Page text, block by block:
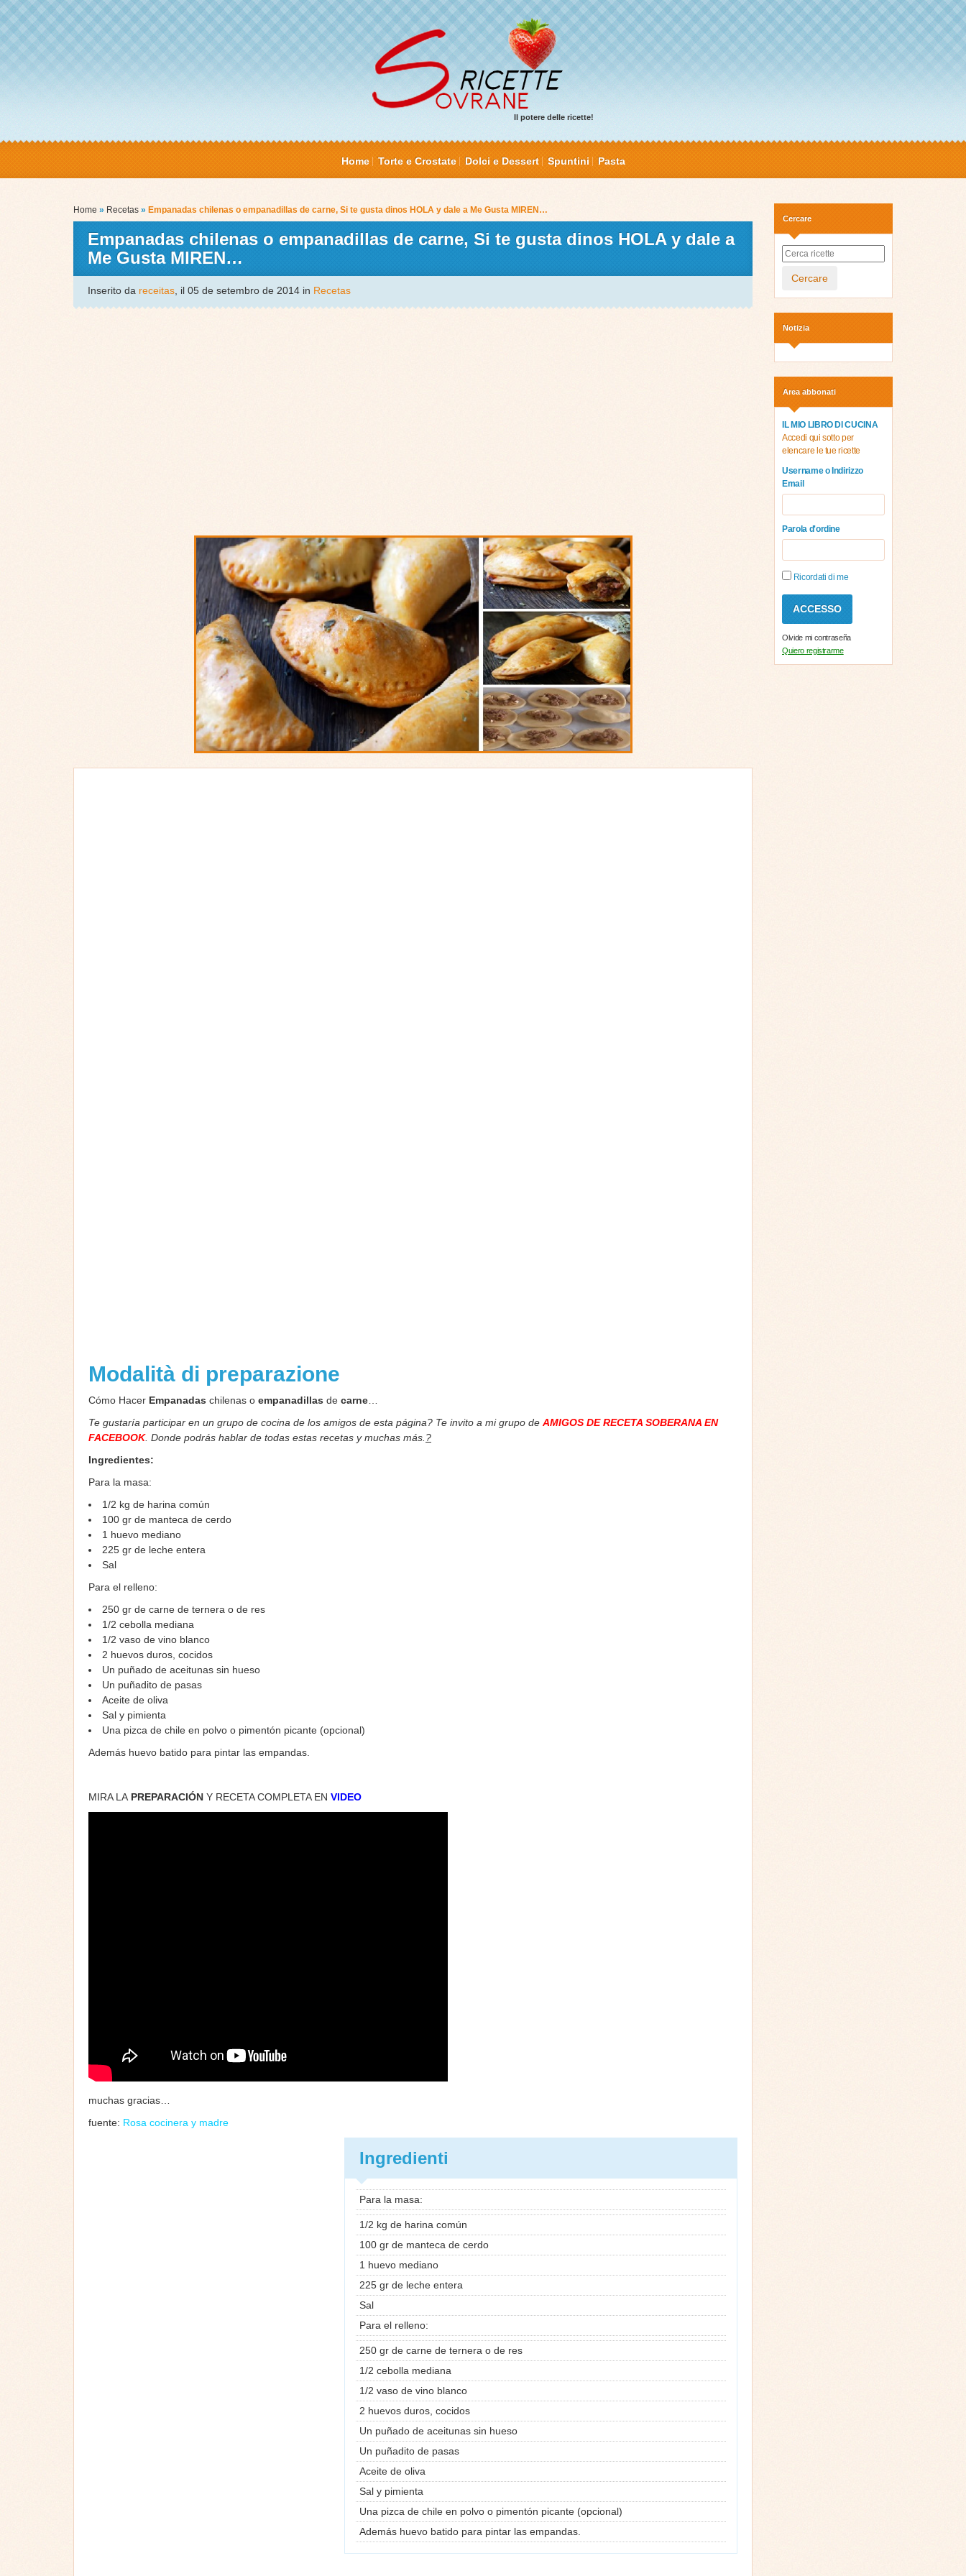
Il potere delle ricette!
Home Torte e Crostate Dolci e Dessert Spuntini Pasta
Home » Recetas » Empanadas chilenas o empanadillas de carne, Si te gusta dinos HOLA y dale a Me Gusta MIREN…
Empanadas chilenas o empanadillas de carne, Si te gusta dinos HOLA y dale a
Me Gusta MIREN…
Inserito da receitas , il 05 de setembro de 2014 in Recetas
Modalità di preparazione
Cómo Hacer Empanadas chilenas o empanadillas de carne
Te gustaría participar en un grupo de cocina de los amigos de esta página? Te invito a mi grupo de AMIGOS DE RECETA SOBERANA EN
FACEBOOK. Donde podrás hablar de todas estas recetas y muchas más. ?
Ingredientes:
Para la masa:
1/2 kg de harina común
100 gr de manteca de cerdo
1 huevo mediano
225 gr de leche entera
Sal
Para el relleno:
250 gr de carne de ternera o de res
1/2 cebolla mediana
1/2 vaso de vino blanco
2 huevos duros, cocidos
Un puñado de aceitunas sin hueso
Un puñadito de pasas
Aceite de oliva
Sal y pimienta
Una pizca de chile en polvo o pimentón picante (opcional)
Además huevo batido para pintar las empandas.
MIRA LA PREPARACIÓN Y RECETA COMPLETA EN VIDEO
muchas gracias…
fuente: Rosa cocinera y madre
Ingredienti
Para la masa:
1/2 kg de harina común
100 gr de manteca de cerdo
1 huevo mediano
225 gr de leche entera
Sal
Para el relleno:
250 gr de carne de ternera o de res
1/2 cebolla mediana
1/2 vaso de vino blanco
2 huevos duros, cocidos
Un puñado de aceitunas sin hueso
Un puñadito de pasas
Aceite de oliva
Sal y pimienta
Una pizca de chile en polvo o pimentón picante (opcional)
Además huevo batido para pintar las empandas.
Cercare
Cercare
Notizia
Area abbonati
IL MIO LIBRO DI CUCINA
Accedi qui sotto per
elencare le tue ricette
Username o Indirizzo
Email
Parola d'ordine
Ricordati di me
Olvide mi contraseña
Quiero registrarme